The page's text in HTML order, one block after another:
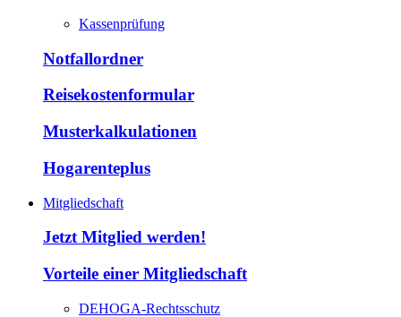
Kassenprüfung
Notfallordner
Reisekostenformular
Musterkalkulationen
Hogarenteplus
Mitgliedschaft
Jetzt Mitglied werden!
Vorteile einer Mitgliedschaft
DEHOGA-Rechtsschutz